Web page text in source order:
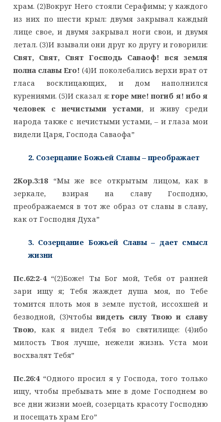
храм. (2)Вокруг Него стояли Серафимы; у каждого
из них по шести крыл: двумя закрывал каждый
лице свое, и двумя закрывал ноги свои, и двумя
летал. (3)И взывали они друг ко другу и говорили:
Свят, Свят, Свят Господь Саваоф! вся земля
полна славы Его! (4)И поколебались верхи врат от
гласа восклицающих, и дом наполнился
курениями. (5)И сказал я:горе мне! погиб я! ибо я
человек с нечистыми устами, и живу среди
народа также с нечистыми устами, – и глаза мои
видели Царя, Господа Саваофа”
2. Созерцание Божьей Славы – преображает
2Кор.3:18“Мы же все открытым лицом, как в
зеркале, взирая на славу Господню,
преображаемся в тот же образ от славы в славу,
как от Господня Духа”
3. Созерцание Божьей Славы – дает смысл
жизни
Пс.62:2-4“(2)Боже! Ты Бог мой, Тебя от ранней
зари ищу я; Тебя жаждет душа моя, по Тебе
томится плоть моя в земле пустой, иссохшей и
безводной, (3)чтобывидеть силу Твою и славу
Твою, как я видел Тебя во святилище: (4)ибо
милость Твоя лучше, нежели жизнь. Уста мои
восхвалят Тебя”
Пс.26:4“Одного просил я у Господа, того только
ищу, чтобы пребывать мне в доме Господнем во
все дни жизни моей, созерцать красоту Господню
и посещать храм Его”